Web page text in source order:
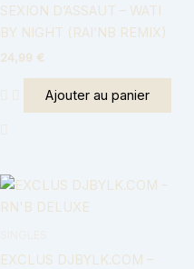
SEXION D’ASSAUT – WATI
BY NIGHT (RAI’NB REMIX)
24,99 €
Ajouter au panier
EXCLUS DJBYLK.COM –